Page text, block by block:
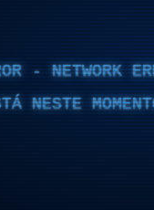
- NETWORK
NESTE